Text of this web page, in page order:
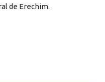
de Erechim.